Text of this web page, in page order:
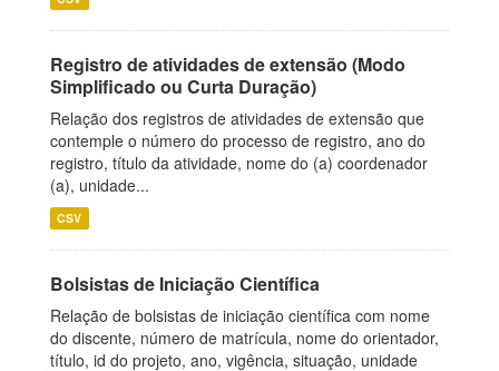
Registro de atividades de extensão (Modo
Simplificado ou Curta Duração)
Relação dos registros de atividades de extensão que
contemple o número do processo de registro, ano do
registro, título da atividade, nome do (a) coordenador
(a), unidade...
CSV
Bolsistas de Iniciação Científica
Relação de bolsistas de iniciação científica com nome
do discente, número de matrícula, nome do orientador,
título, id do projeto, ano, vigência, situação, unidade